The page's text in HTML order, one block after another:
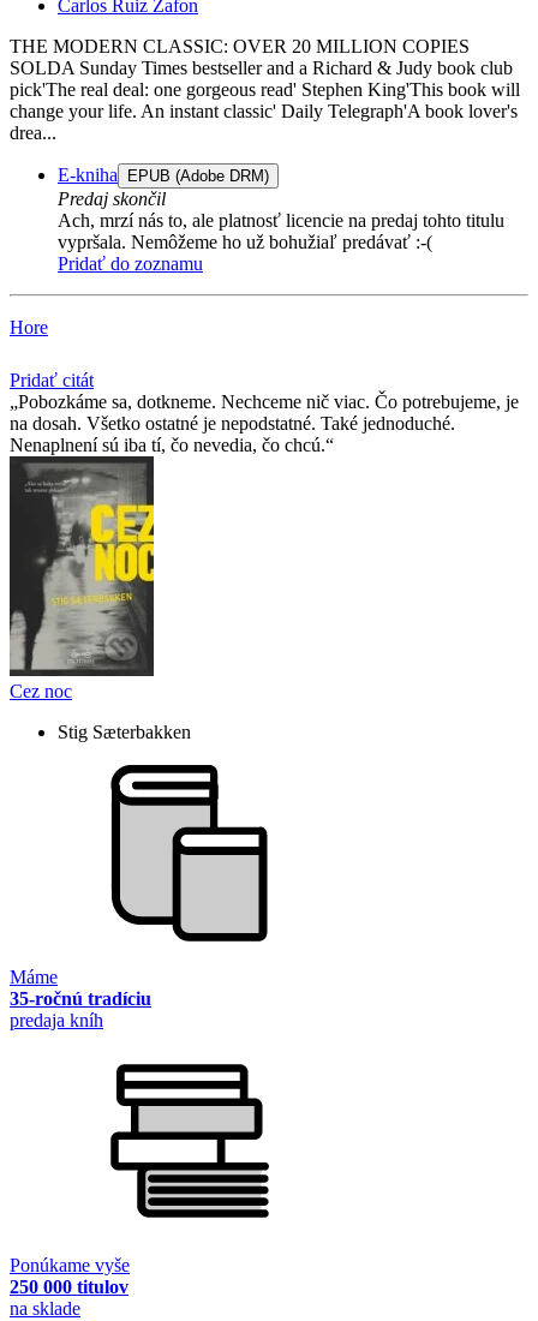
Carlos Ruiz Zafon
THE MODERN CLASSIC: OVER 20 MILLION COPIES
SOLDA Sunday Times bestseller and a Richard & Judy book club
pick'The real deal: one gorgeous read' Stephen King'This book will
change your life. An instant classic' Daily Telegraph'A book lover's
drea...
E-kniha EPUB (Adobe DRM)
Predaj skončil
Ach, mrzí nás to, ale platnosť licencie na predaj tohto titulu
vypršala. Nemôžeme ho už bohužiaľ predávať :-(
Pridať do zoznamu
Hore
Pridať citát
Pobozkáme sa, dotkneme. Nechceme nič viac. Čo potrebujeme, je
na dosah. Všetko ostatné je nepodstatné. Také jednoduché.
Nenaplnení sú iba tí, čo nevedia, čo chcú.
Cez noc
Stig Sæterbakken
Máme
35-ročnú tradíciu
predaja kníh
Ponúkame vyše
250 000 titulov
na sklade